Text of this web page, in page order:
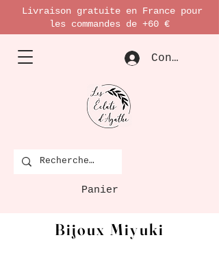
Livraison gratuite en France pour
les commandes de +60 €
Connexion
Panier
Bijoux Miyuki